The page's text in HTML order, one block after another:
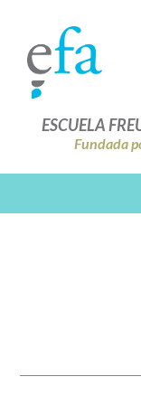
ESCUELA
Fundada